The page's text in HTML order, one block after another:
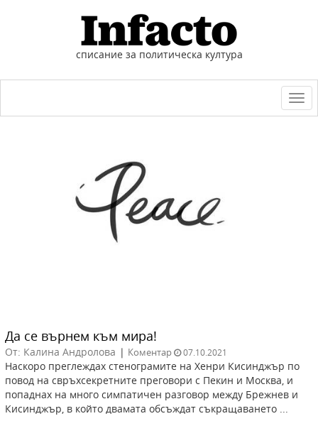
списание за политическа култура
Да се върнем към мира!
От: Калина Андролова | Коментар 07.10.2021
Наскоро преглеждах стенограмите на Хенри Кисинджър по
повод на свръхсекретните преговори с Пекин и Москва, и
попаднах на много симпатичен разговор между Брежнев и
Кисинджър, в който двамата обсъждат съкращаването ...